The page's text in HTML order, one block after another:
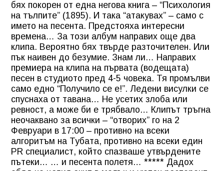
бях покорен от една негова книга – “Психология
на тълпите” (1895). И така “атакувах” – само с
името на песента. Предстояха интересни
времена… За този албум направих още два
клипа. Вероятно бях твърде разточителен. Или
пък наивен до безумие. Знам ли… Направих
премиера на клипа на първата (водещата)
песен в студиото пред 4-5 човека. Тя промълви
само едно “Получило се е!”. Ледени висулки се
спуснаха от тавана… Не усетих злоба или
ревност, а може би е трябвало… Клипът тръгна
неочаквано за всички – “отворих” го на 2
Февруари в 17:00 – противно на всеки
алгоритъм на Тубата, противно на всеки един
PR специалист, който спазваше утвърдените
пътеки… … и песента полетя… ***** Дадох